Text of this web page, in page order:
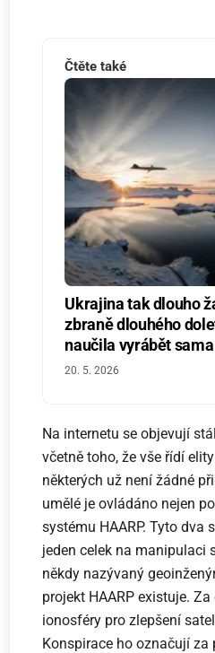
Čtěte také
Ukrajina tak dlouho
zbraně dlouhého
naučila vyrábět sama
20. 5. 2026
Na internetu se objevují
včetně toho, že vše řídí
některých už není žádné
umělé je ovládáno nejen
systému HAARP. Tyto dva
jeden celek na manipulaci
někdy nazývaný
projekt HAARP existuje.
ionosféry pro zlepšení
Konspirace ho označují za